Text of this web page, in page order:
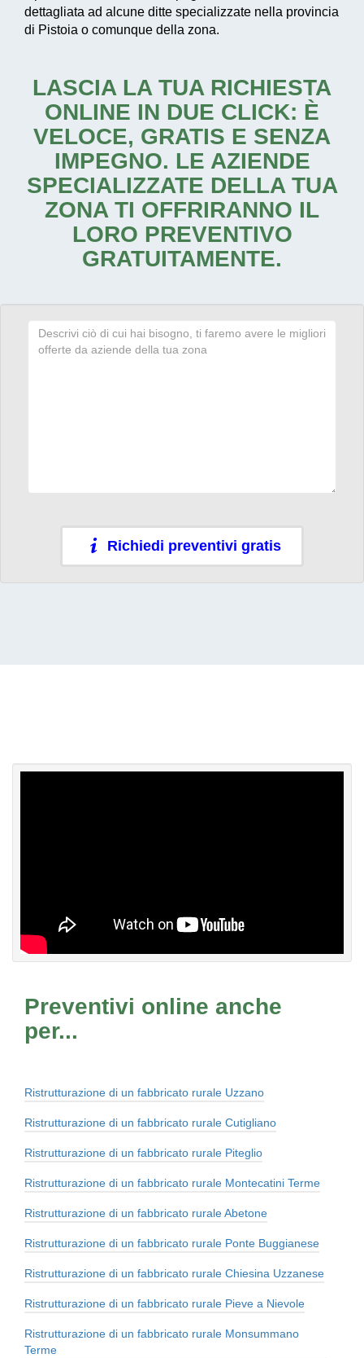
dettagliata ad alcune ditte specializzate nella provincia
di Pistoia o comunque della zona.
LASCIA LA TUA RICHIESTA
ONLINE IN DUE CLICK: È
VELOCE, GRATIS E SENZA
IMPEGNO. LE AZIENDE
SPECIALIZZATE DELLA TUA
ZONA TI OFFRIRANNO IL
LORO PREVENTIVO
GRATUITAMENTE.
Richiedi preventivi gratis
Preventivi online anche
per...
Ristrutturazione di un fabbricato rurale Uzzano
Ristrutturazione di un fabbricato rurale Cutigliano
Ristrutturazione di un fabbricato rurale Piteglio
Ristrutturazione di un fabbricato rurale Montecatini Terme
Ristrutturazione di un fabbricato rurale Abetone
Ristrutturazione di un fabbricato rurale Ponte Buggianese
Ristrutturazione di un fabbricato rurale Chiesina Uzzanese
Ristrutturazione di un fabbricato rurale Pieve a Nievole
Ristrutturazione di un fabbricato rurale Monsummano
Terme